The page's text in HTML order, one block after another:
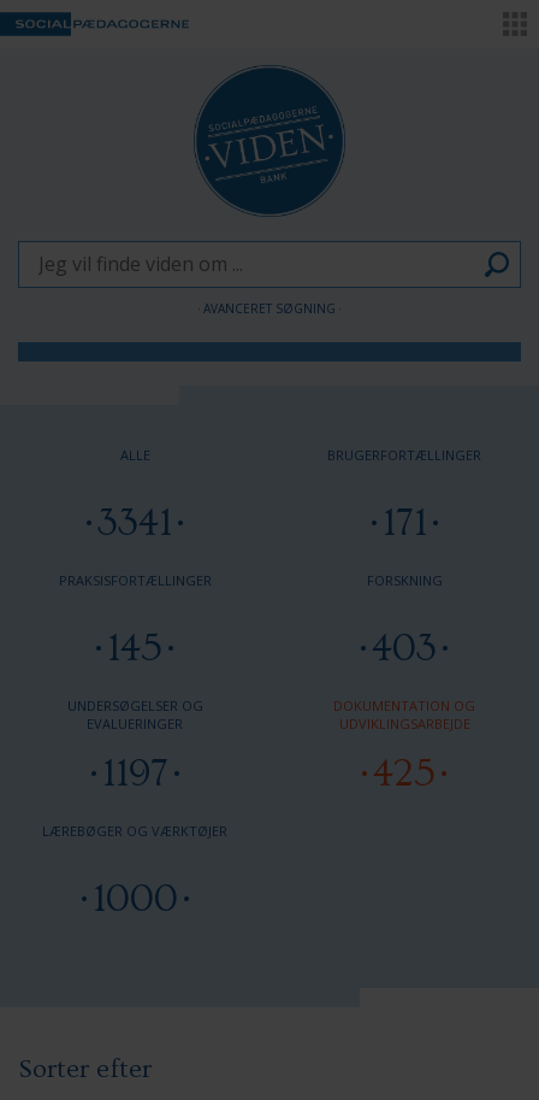
AVANCERET SØGNING
ALLE
3341
BRUGERFORTÆLLINGER
171
PRAKSISFORTÆLLINGER
145
FORSKNING
403
UNDERSØGELSER OG
EVALUERINGER
1197
DOKUMENTATION OG
UDVIKLINGSARBEJDE
425
LÆREBØGER OG VÆRKTØJER
1000
Sorter efter